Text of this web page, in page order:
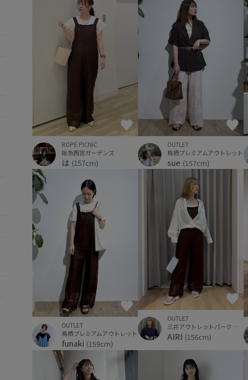
ROPÉ PICNIC
阪急西宮ガーデンズ
は (157cm)
OUTLET
鳥栖プレミアムアウトレット
sue (157cm)
OUTLET
鳥栖プレミアムアウトレット
funaki (159cm)
OUTLET
三井アウトレットパーク ジャズドリーム長島
AIRI (156cm)